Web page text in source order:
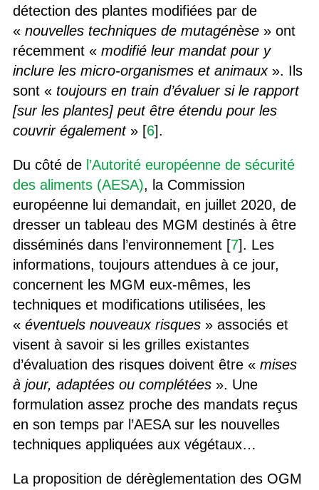
détection des plantes modifiées par de
« nouvelles techniques de mutagénèse» ont
récemment « modifié leur mandat pour y
inclure les micro-organismes et animaux». Ils
sont « toujours en train d’évaluer si le rapport
[sur les plantes] peut être étendu pour les
couvrir également» [6].
Du côté de l’Autorité européenne de sécurité
des aliments (AESA), la Commission
européenne lui demandait, en juillet 2020, de
dresser un tableau des MGM destinés à être
disséminés dans l’environnement [7]. Les
informations, toujours attendues à ce jour,
concernent les MGM eux-mêmes, les
techniques et modifications utilisées, les
« éventuels nouveaux risques» associés et
visent à savoir si les grilles existantes
d’évaluation des risques doivent être « mises
à jour, adaptées ou complétées». Une
formulation assez proche des mandats reçus
en son temps par l’AESA sur les nouvelles
techniques appliquées aux végétaux…
La proposition de dérèglementation des OGM